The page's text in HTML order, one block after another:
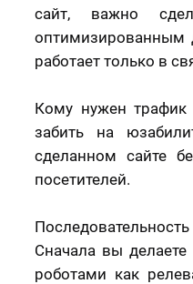
сайт, важно
оптимизированным
работает только в
Кому нужен трафик
забить на
сделанном сайте
посетителей.
Сначала вы
роботами как